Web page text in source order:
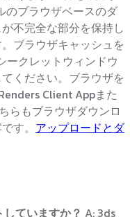
のブラウザベースのダ
不完全な部分を保持し
ブラウザキャッシュを
ークレットウィンドウ
ください。ブラウザを
Client Appまた
らもブラウザダウンロ
す。 アップロードとダ
ていますか？ A: 3ds